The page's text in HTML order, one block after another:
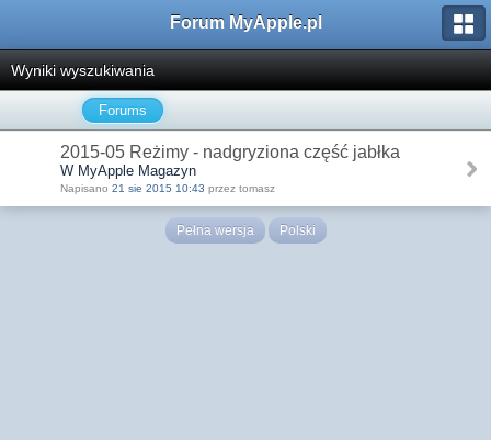
Forum MyApple.pl
Wyniki wyszukiwania
Forums
2015-05 Reżimy - nadgryziona część jabłka
W MyApple Magazyn
Napisano 21 sie 2015 10:43 przez tomasz
Pełna wersja Polski